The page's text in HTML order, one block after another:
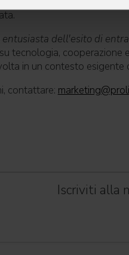
entusiasta dell'esito di
tecnologia,
in un contesto esigente
contattare:
Iscriviti alla